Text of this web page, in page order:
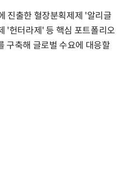
진출한 혈장분획제제 '알리글
'헌터라제' 등 핵심 포트폴리오
구축해 글로벌 수요에 대응할